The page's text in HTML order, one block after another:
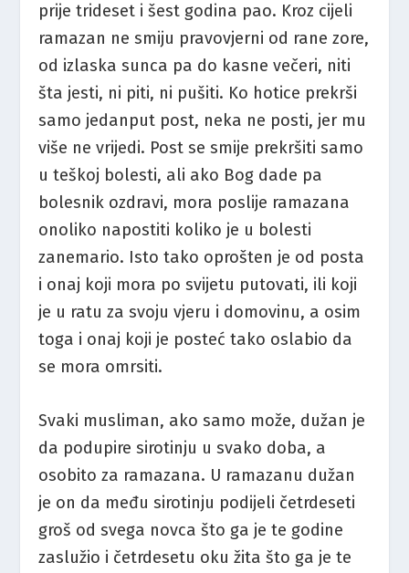
prije trideset i šest godina pao. Kroz cijeli
ramazan ne smiju pravovjerni od rane zore,
od izlaska sunca pa do kasne večeri, niti
šta jesti, ni piti, ni pušiti. Ko hotice prekrši
samo jedanput post, neka ne posti, jer mu
više ne vrijedi. Post se smije prekršiti samo
u teškoj bolesti, ali ako Bog dade pa
bolesnik ozdravi, mora poslije ramazana
onoliko napostiti koliko je u bolesti
zanemario. Isto tako oprošten je od posta
i onaj koji mora po svijetu putovati, ili koji
je u ratu za svoju vjeru i domovinu, a osim
toga i onaj koji je posteć tako oslabio da
se mora omrsiti.
Svaki musliman, ako samo može, dužan je
da podupire sirotinju u svako doba, a
osobito za ramazana. U ramazanu dužan
je on da među sirotinju podijeli četrdeseti
groš od svega novca što ga je te godine
zaslužio i četrdesetu oku žita što ga je te